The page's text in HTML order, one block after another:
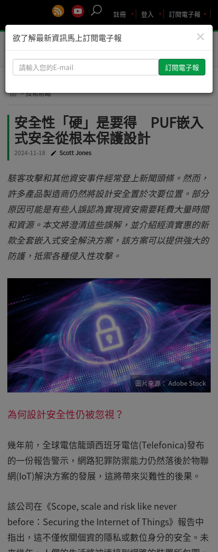
訂閱電子報
登入
註冊
Toggle
> 技術前瞻
安全性「硬」是要得 PUF嵌入
式安全從根本保護設計
2024-11-18 Scott Jones
駭客攻擊和其他資安事件經常登上新聞頭條。然而，
許多產品製造商仍然將設計安全置於次要位置。部分
原因可能是有些人誤認為實現資安需要耗費大量時間
和資源。本文將澄清這些誤解，並介紹經濟實惠的新
款全套嵌入式安全解決方案，該方案可以提供強大的
防護，抵禦各種侵入性攻擊。
Adobe Stock
為何設計安全性仍被忽視？
幾年前，全球電信龍頭西班牙電信(Telefonica)發布
的一份報告警示，網路犯罪防禦能力仍然落後於物聯
網(IoT)解決方案的發展，這將帶來災難性的後果。
該公司在《Scope, scale and risk like never
before：Securing the Internet of Things》報告中
指出，這不僅攸關個資的隱私或數位身分的安全。未
×
欲了解最新資訊馬上訂閱電子報
請
輸
您
E-
mail